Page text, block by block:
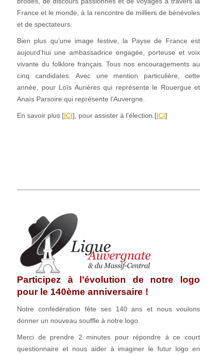
France et le monde, à la rencontre de milliers de bénévoles
et de spectateurs.
Bien plus qu’une image festive, la Payse de France est
aujourd’hui une ambassadrice engagée, porteuse et voix
vivante du folklore français. Tous nos encouragements au
cinq candidates. Avec une mention particulière, cette
année, pour Loïs Aurières qui représente le Rouergue et
Anaïs Parsoire qui représente l'Auvergne.
En savoir plus [ICI], pour assister à l'élection [ICI]
Participez à l’évolution de notre logo
pour le 140ème anniversaire !
Notre confédération fête ses 140 ans et nous voulons
donner un nouveau souffle à notre logo.
Merci de prendre 2 minutes pour répondre à ce court
questionnaire et nous aider à imaginer le futur logo en